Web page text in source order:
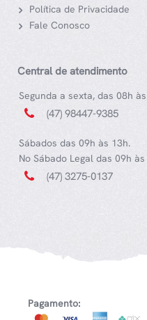
Política de Privacidade
Fale Conosco
Central de atendimento
Segunda a sexta, das 08h
(47) 98447-9385
Sábados das 09h às 13h.
No Sábado Legal das 09h
(47) 3275-0137
Pagamento: